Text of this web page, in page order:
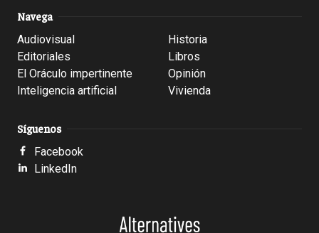
Navega
Audiovisual
Editoriales
El Oráculo impertinente
Inteligencia artificial
Historia
Libros
Opinión
Vivienda
Síguenos
Facebook
LinkedIn